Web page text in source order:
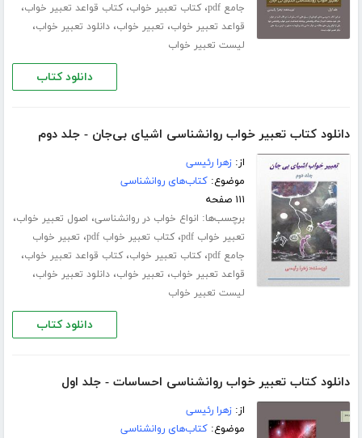
جامع pdf
،کتاب تعبیر خواب،کتاب قواعد تعبیر خواب،
قواعد تعبیر خواب، تعبیر خواب،دانلود تعبیر خواب،
لیست تعبیر خواب
دانلود کتاب
دانلود کتاب تعبیر خواب روانشناسی اشیای بی‌جان - جلد دوم
از:زهرا رئیسی
موضوع:کتاب‌های روانشناسی
۱۱۱ صفحه
برچسب‌ها: انواع خواب در روانشناسی، اصول تعبیر خواب،
تعبیر خواب pdf ،کتاب تعبیر خواب pdf ، تعبیر خواب
جامع pdf
،کتاب تعبیر خواب،کتاب قواعد تعبیر خواب،
قواعد تعبیر خواب، تعبیر خواب،دانلود تعبیر خواب،
لیست تعبیر خواب
دانلود کتاب
دانلود کتاب تعبیر خواب روانشناسی احساسات - جلد اول
از:زهرا رئیسی
موضوع:کتاب‌های روانشناسی